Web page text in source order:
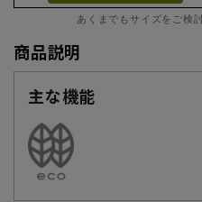
あくまでもサイズをご検
商品説明
主な機能